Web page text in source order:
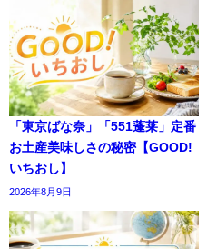
「東京ばな奈」「551蓬莱」定番
お土産美味しさの秘密【GOOD!
いちおし】
2026年8月9日